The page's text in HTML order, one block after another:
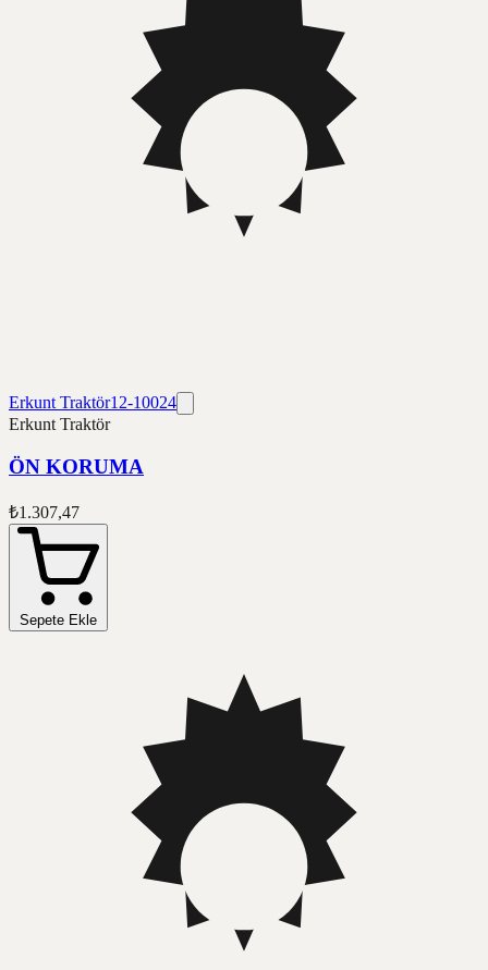
Erkunt Traktör12-10024
Erkunt Traktör
ÖN KORUMA
₺1.307,47
Sepete Ekle